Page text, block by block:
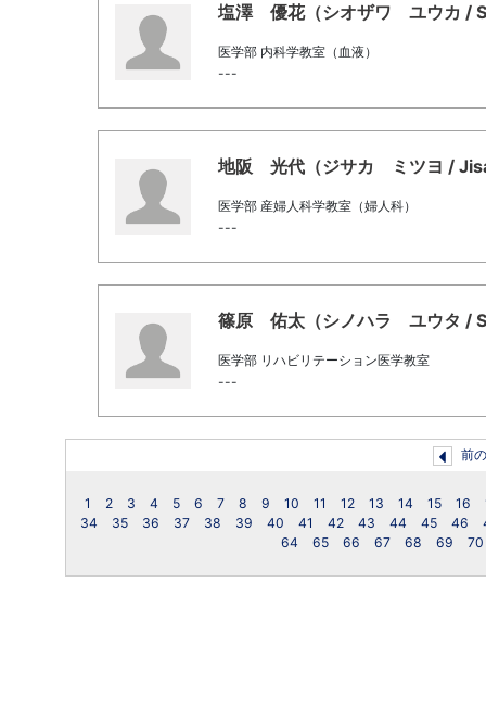
塩澤 優花（シオザワ ユウカ /
医学部 内科学教室（血液）
---
地阪 光代（ジサカ ミツヨ /
医学部 産婦人科学教室（婦人科）
---
篠原 佑太（シノハラ ユウタ /
医学部 リハビリテーション医学教室
---
前
1 2 3 4 5 6 7 8 9 10 11 12 13 14 15 16
34
35 36 37 38 39 40 41 42 43 44 45 46
64
65 66 67 68 69 70